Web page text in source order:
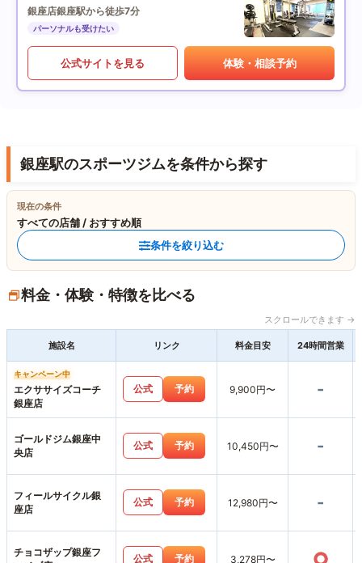
銀座店銀座駅から徒歩7分
パーソナルも受けたい
公式サイトを見る 体験・相談予約
銀座駅のスポーツジムを条件から探す
現在の条件
すべての店舗 / おすすめ順
条件を絞り込む
料金・体験・特徴を比べる
スクロールできます →
施設名 リンク 料金目安 24時間営業
キャンペーン中
エクササイズコーチ
銀座店
公式 予約 9,900円〜 -
ゴールドジム銀座中
央店
公式 予約 10,450円〜 -
フィールサイクル銀
座店
公式 予約 12,980円〜 -
チョコザップ銀座フ
公式 予約 3,278円〜